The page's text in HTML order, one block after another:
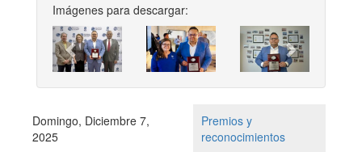
Imágenes para descargar:
Previous Next
Domingo, Diciembre 7,
2025
Premios y
reconocimientos